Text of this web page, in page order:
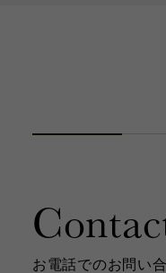
カタログ
お問い合わせ
Contact
お電話でのお問い